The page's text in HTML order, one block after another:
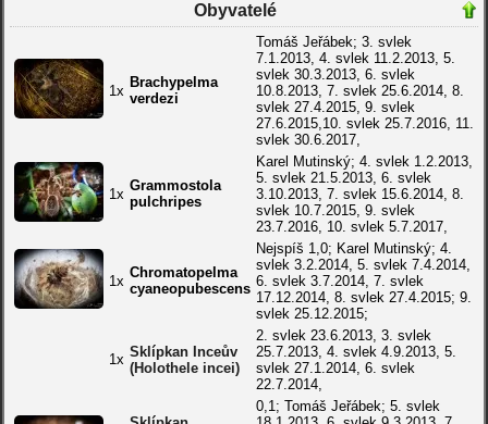
Obyvatelé
1x
Brachypelma
verdezi
Tomáš Jeřábek; 3. svlek
7.1.2013, 4. svlek 11.2.2013, 5.
svlek 30.3.2013, 6. svlek
10.8.2013, 7. svlek 25.6.2014, 8.
svlek 27.4.2015, 9. svlek
27.6.2015,10. svlek 25.7.2016, 11.
svlek 30.6.2017,
1x
Grammostola
pulchripes
Karel Mutinský; 4. svlek 1.2.2013,
5. svlek 21.5.2013, 6. svlek
3.10.2013, 7. svlek 15.6.2014, 8.
svlek 10.7.2015, 9. svlek
23.7.2016, 10. svlek 5.7.2017,
1x
Chromatopelma
cyaneopubescens
Nejspíš 1,0; Karel Mutinský; 4.
svlek 3.2.2014, 5. svlek 7.4.2014,
6. svlek 3.7.2014, 7. svlek
17.12.2014, 8. svlek 27.4.2015; 9.
svlek 25.12.2015;
1x Sklípkan Inceův
(Holothele incei)
2. svlek 23.6.2013, 3. svlek
25.7.2013, 4. svlek 4.9.2013, 5.
svlek 27.1.2014, 6. svlek
22.7.2014,
0,1; Tomáš Jeřábek; 5. svlek